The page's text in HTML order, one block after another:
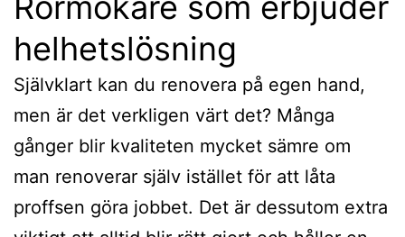
helhetslösning
Självklart kan du renovera på egen hand,
men är det verkligen värt det? Många
gånger blir kvaliteten mycket sämre om
man renoverar själv istället för att låta
proffsen göra jobbet. Det är dessutom extra